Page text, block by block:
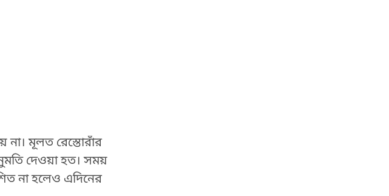
মূলত রেস্তোরাঁর
দেওয়া হত। সময়
না হলেও এদিনের